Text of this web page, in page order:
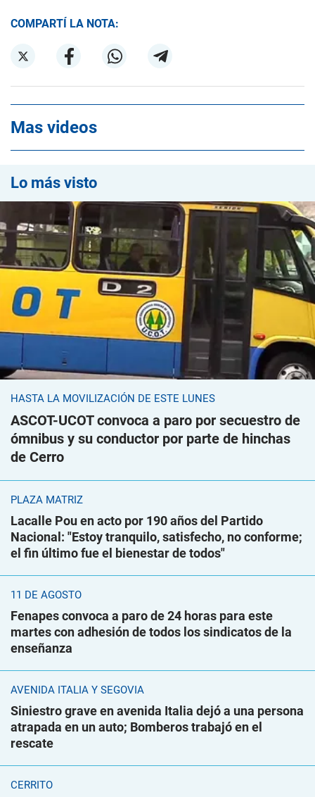
COMPARTÍ LA NOTA:
Mas videos
Lo más visto
HASTA LA MOVILIZACIÓN DE ESTE LUNES
ASCOT-UCOT convoca a paro por secuestro de
ómnibus y su conductor por parte de hinchas
de Cerro
PLAZA MATRIZ
Lacalle Pou en acto por 190 años del Partido
Nacional: "Estoy tranquilo, satisfecho, no conforme;
el fin último fue el bienestar de todos"
11 DE AGOSTO
Fenapes convoca a paro de 24 horas para este
martes con adhesión de todos los sindicatos de la
enseñanza
AVENIDA ITALIA Y SEGOVIA
Siniestro grave en avenida Italia dejó a una persona
atrapada en un auto; Bomberos trabajó en el
rescate
CERRITO